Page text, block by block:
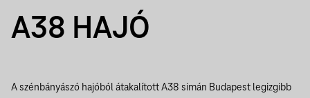
A38 HAJÓ
A szénbányászó hajóból átakalított A38 simán Budapest legizgibb